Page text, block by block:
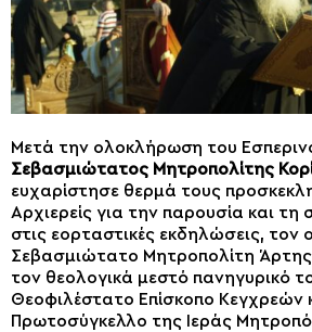
Μετά την ολοκλήρωση του
Σεβασμιώτατος Μητροπολίτης
ευχαρίστησε θερμά τους
Αρχιερείς για την παρουσία και
στις εορταστικές εκδηλώσεις, τον
Σεβασμιώτατο Μητροπολίτη Άρτης
τον θεολογικά μεστό πανηγυρικό
Θεοφιλέστατο Επίσκοπο Κεγχρεών
Πρωτοσύγκελλο της Ιεράς